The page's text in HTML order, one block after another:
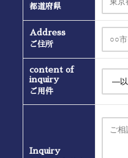
都道府県
Address
ご住所
content of
inquiry
ご用件
Inquiry